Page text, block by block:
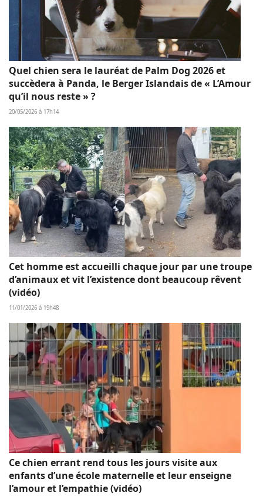
Quel chien sera le lauréat de Palm Dog 2026 et
succèdera à Panda, le Berger Islandais de « L’Amour
qu’il nous reste » ?
20/05/2026 à 17h14
Cet homme est accueilli chaque jour par une troupe
d’animaux et vit l’existence dont beaucoup rêvent
(vidéo)
11/01/2026 à 19h48
Ce chien errant rend tous les jours visite aux
enfants d’une école maternelle et leur enseigne
l’amour et l’empathie (vidéo)